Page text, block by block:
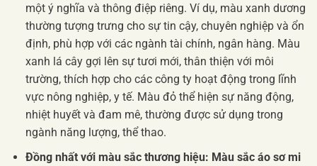
một ý nghĩa và thông điệp riêng. Ví dụ, màu xanh dương
thường tượng trưng cho sự tin cậy, chuyên nghiệp và ổn
định, phù hợp với các ngành tài chính, ngân hàng. Màu
xanh lá cây gợi lên sự tươi mới, thân thiện với môi
trường, thích hợp cho các công ty hoạt động trong lĩnh
vực nông nghiệp, y tế. Màu đỏ thể hiện sự năng động,
nhiệt huyết và đam mê, thường được sử dụng trong
ngành năng lượng, thể thao.
Đồng nhất với màu sắc thương hiệu: Màu sắc áo sơ mi